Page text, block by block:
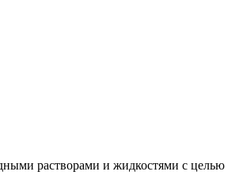
растворами и жидкостями с целью